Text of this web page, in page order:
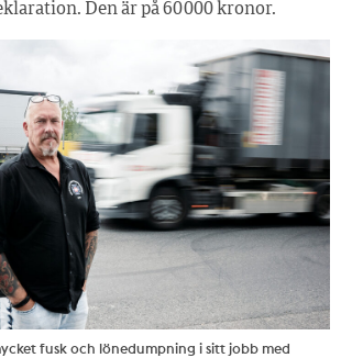
Den är på 60 000 kronor.
fusk och lönedumpning i sitt jobb med